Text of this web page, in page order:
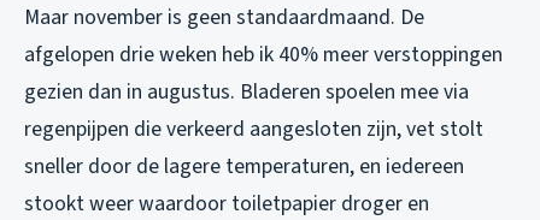
Maar november is geen standaardmaand. De
afgelopen drie weken heb ik 40% meer verstoppingen
gezien dan in augustus. Bladeren spoelen mee via
regenpijpen die verkeerd aangesloten zijn, vet stolt
sneller door de lagere temperaturen, en iedereen
stookt weer waardoor toiletpapier droger en